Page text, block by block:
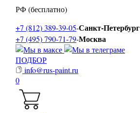
РФ (бесплатно)
+7 (812) 389-39-05-Санкт-Петербург
+7 (495) 790-71-79-Москва
ПОДБОР
info@rus-paint.ru
0